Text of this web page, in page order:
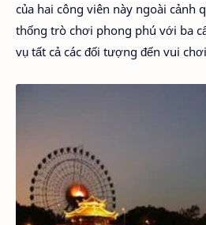
của hai công viên này ngoài cảnh
thống trò chơi phong phú với ba
vụ tất cả các đối tượng đến vui